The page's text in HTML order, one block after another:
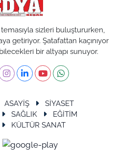
sizleri buluştururken,
getiriyor. Şatafattan kaçınıyor
bir altyapı sunuyor.
ASAYİŞ
SİYASET
SAĞLIK
EĞİTİM
KÜLTÜR SANAT